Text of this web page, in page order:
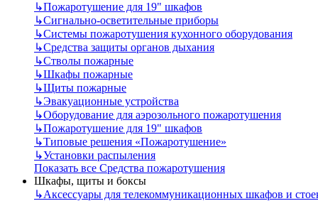
↳Пожаротушение для 19" шкафов
↳Сигнально-осветительные приборы
↳Системы пожаротушения кухонного оборудования
↳Средства защиты органов дыхания
↳Стволы пожарные
↳Шкафы пожарные
↳Щиты пожарные
↳Эвакуационные устройства
↳Оборудование для аэрозольного пожаротушения
↳Пожаротушение для 19" шкафов
↳Типовые решения «Пожаротушение»
↳Установки распыления
Показать все Средства пожаротушения
Шкафы, щиты и боксы
↳Аксессуары для телекоммуникационных шкафов и